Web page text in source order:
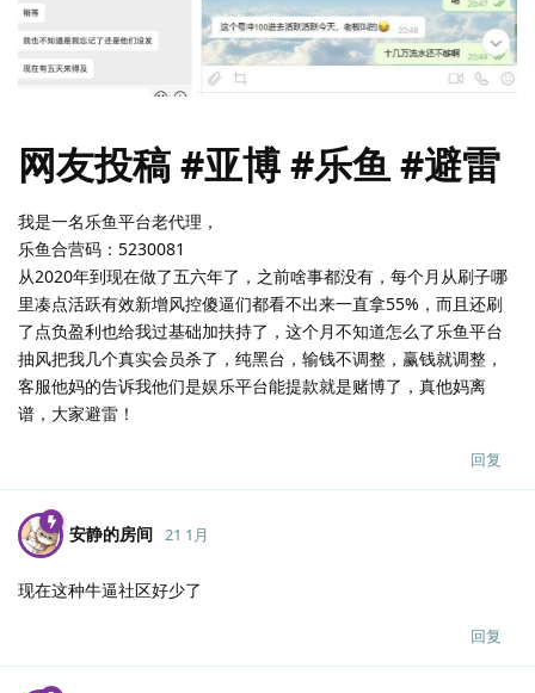
网友投稿 #亚博 #乐鱼 #避雷
我是一名乐鱼平台老代理，
乐鱼合营码：5230081
从2020年到现在做了五六年了，之前啥事都没有，每个月从刷子哪
里凑点活跃有效新增风控傻逼们都看不出来一直拿55%，而且还刷
了点负盈利也给我过基础加扶持了，这个月不知道怎么了乐鱼平台
抽风把我几个真实会员杀了，纯黑台，输钱不调整，赢钱就调整，
客服他妈的告诉我他们是娱乐平台能提款就是赌博了，真他妈离
谱，大家避雷！
回复
安静的房间 21 1月
现在这种牛逼社区好少了
回复